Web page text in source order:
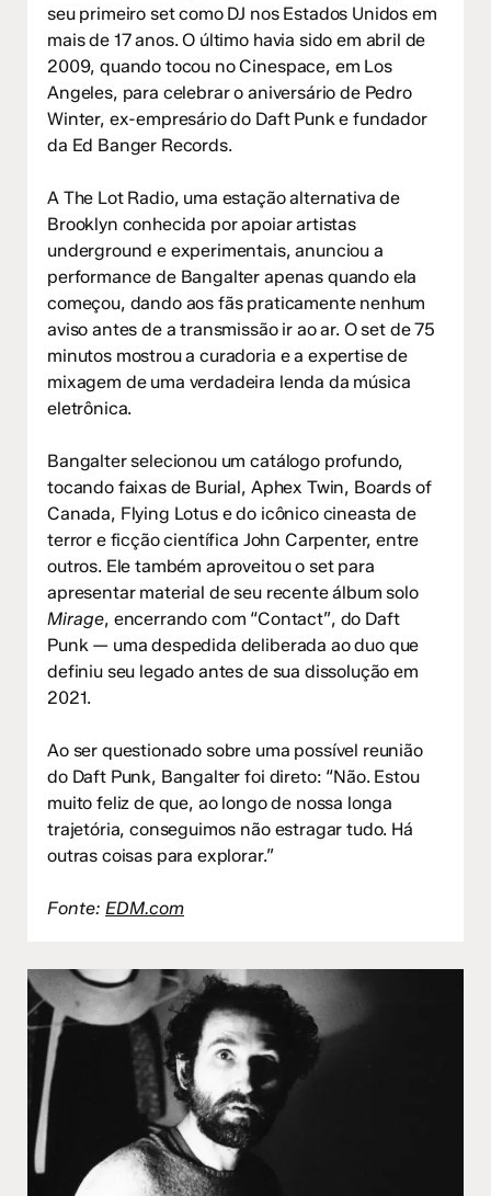
seu primeiro set como DJ nos Estados Unidos em
mais de 17 anos. O último havia sido em abril de
2009, quando tocou no Cinespace, em Los
Angeles, para celebrar o aniversário de Pedro
Winter, ex-empresário do Daft Punk e fundador
da Ed Banger Records.
A The Lot Radio, uma estação alternativa de
Brooklyn conhecida por apoiar artistas
underground e experimentais, anunciou a
performance de Bangalter apenas quando ela
começou, dando aos fãs praticamente nenhum
aviso antes de a transmissão ir ao ar. O set de 75
minutos mostrou a curadoria e a expertise de
mixagem de uma verdadeira lenda da música
eletrônica.
Bangalter selecionou um catálogo profundo,
tocando faixas de Burial, Aphex Twin, Boards of
Canada, Flying Lotus e do icônico cineasta de
terror e ficção científica John Carpenter, entre
outros. Ele também aproveitou o set para
apresentar material de seu recente álbum solo
Mirage, encerrando com “Contact”, do Daft
Punk — uma despedida deliberada ao duo que
definiu seu legado antes de sua dissolução em
2021.
Ao ser questionado sobre uma possível reunião
do Daft Punk, Bangalter foi direto: “Não. Estou
muito feliz de que, ao longo de nossa longa
trajetória, conseguimos não estragar tudo. Há
outras coisas para explorar.”
Fonte: EDM.com